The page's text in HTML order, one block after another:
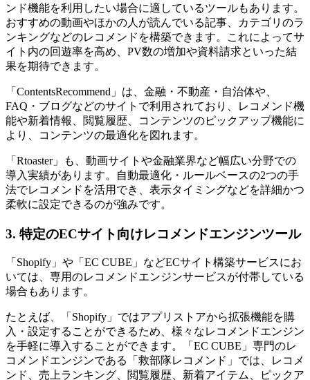
ンド機能を利用したい場合に適しているツールもあります。
おすすめの動画やほかの人が読んでいる記事、カテゴリのラ
ンキングなどのレコメンドを構築できます。これによってサ
イト内の回遊率を高め、PV数の増加や資料請求といった結
果を期待できます。
「ContentsRecommend」は、金融・不動産・自治体や、
FAQ・ブログなどのサイトで利用されており、レコメンド機
能や新着情報、閲覧履歴、コンテンツのピックアップ機能に
より、コンテンツの最適化を図れます。
「Rtoaster」も、動画サイトや金融業界など幅広い分野での
導入実績があります。自動最適化・ルールベースの2つの手
法でレコメンドを活用でき、表示タイミングなどを詳細かつ
柔軟に設定できるのが強みです。
3. 特定のECサイト向けレコメンドエンジンツール
「Shopify」や「EC CUBE」などECサイト構築サービスにお
いては、専用のレコメンドエンジンサービスが付帯している
場合もあります。
たとえば、「Shopify」ではアプリストアから拡張機能を購
入・設定することができるため、様々なレコメンドエンジン
を手軽に導入することができます。「EC CUBE」専門のレ
コメンドエンジンである「救部隊レコメンド」では、レコメ
ンド、売上ランキング、閲覧履歴、新着アイテム、ピックア